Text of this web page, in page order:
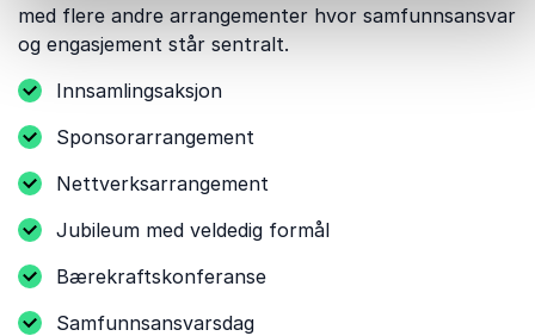
med flere andre arrangementer hvor samfunnsansvar
og engasjement står sentralt.
Innsamlingsaksjon
Sponsorarrangement
Nettverksarrangement
Jubileum med veldedig formål
Bærekraftskonferanse
Samfunnsansvarsdag